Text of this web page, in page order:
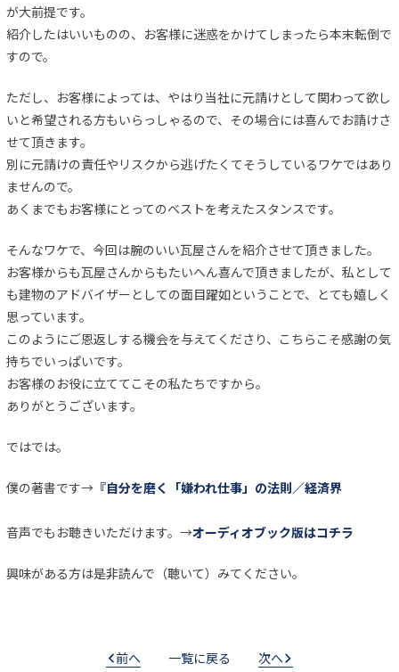
が大前提です。
紹介したはいいものの、お客様に迷惑をかけてしまったら本末転倒で
すので。
ただし、お客様によっては、やはり当社に元請けとして関わって欲し
いと希望される方もいらっしゃるので、その場合には喜んでお請けさ
せて頂きます。
別に元請けの責任やリスクから逃げたくてそうしているワケではあり
ませんので。
あくまでもお客様にとってのベストを考えたスタンスです。
そんなワケで、今回は腕のいい瓦屋さんを紹介させて頂きました。
お客様からも瓦屋さんからもたいへん喜んで頂きましたが、私として
も建物のアドバイザーとしての面目躍如ということで、とても嬉しく
思っています。
このようにご恩返しする機会を与えてくださり、こちらこそ感謝の気
持ちでいっぱいです。
お客様のお役に立ててこその私たちですから。
ありがとうございます。
ではでは。
僕の著書です→ 『自分を磨く「嫌われ仕事」の法則／経済界
音声でもお聴きいただけます。→オーディオブック版はコチラ
興味がある方は是非読んで（聴いて）みてください。
前へ 一覧に戻る 次へ